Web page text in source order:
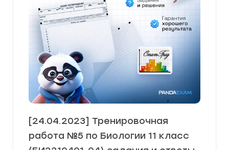
[24.04.2023] Тренировочная
работа №5 по Биологии 11 класс